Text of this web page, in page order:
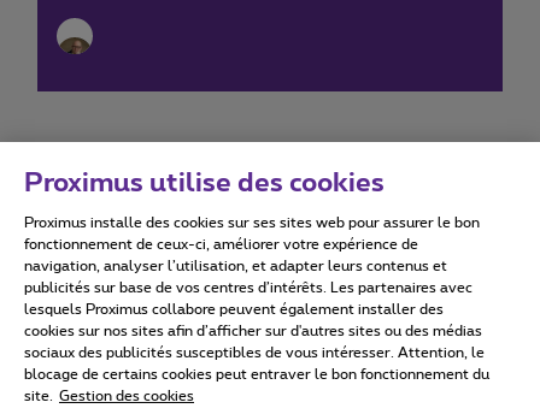
Conditions d'utilisation Accessibility statement
Tous droits réservés. © 2026 Proximus
Conditions générales, info consommateur
Proximus utilise des cookies
Proximus installe des cookies sur ses sites web pour assurer le bon
fonctionnement de ceux-ci, améliorer votre expérience de
navigation, analyser l’utilisation, et adapter leurs contenus et
publicités sur base de vos centres d’intérêts. Les partenaires avec
lesquels Proximus collabore peuvent également installer des
cookies sur nos sites afin d’afficher sur d'autres sites ou des médias
sociaux des publicités susceptibles de vous intéresser. Attention, le
blocage de certains cookies peut entraver le bon fonctionnement du
site.
Gestion des cookies